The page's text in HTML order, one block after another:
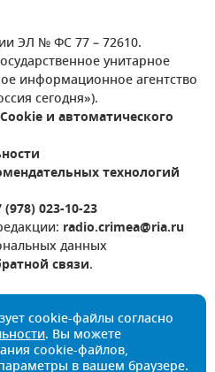
ЭЛ № ФС 77 – 72610.
унитарное
информационное агентство
сегодня»).
и автоматического
технологий
(978) 023-10-23
radio.crimea@ria.ru
данных
связи.
cookie-файлы согласно
. Вы можете
cookie-файлов,
в вашем браузере.